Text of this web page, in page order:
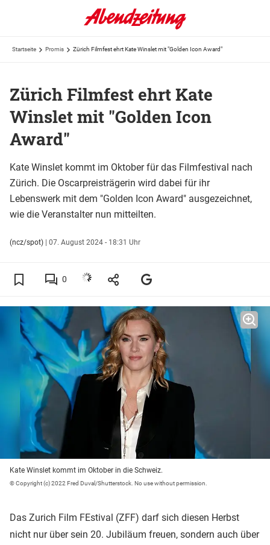
Startseite Promis Zürich Filmfest ehrt Kate Winslet mit "Golden Icon Award"
Zürich Filmfest ehrt Kate
Winslet mit "Golden Icon
Award"
Kate Winslet kommt im Oktober für das Filmfestival nach
Zürich. Die Oscarpreisträgerin wird dabei für ihr
Lebenswerk mit dem "Golden Icon Award" ausgezeichnet,
wie die Veranstalter nun mitteilten.
(ncz/spot) | 07. August 2024 - 18:31 Uhr
0
Kate Winslet kommt im Oktober in die Schweiz.
© Copyright (c) 2022 Fred Duval/Shutterstock. No use without permission.
Das Zurich Film FEstival (ZFF) darf sich diesen Herbst
nicht nur über sein 20. Jubiläum freuen, sondern auch über